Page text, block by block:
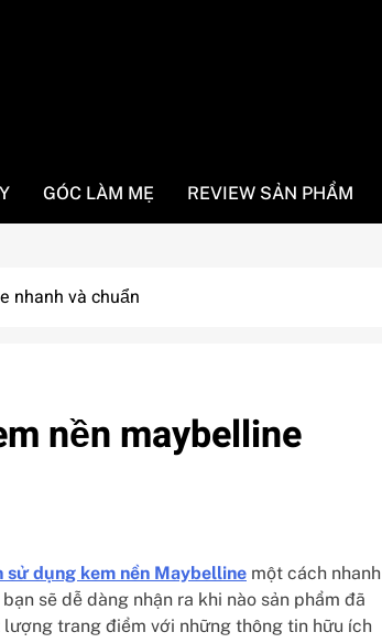
GÓC LÀM MẸ REVIEW SẢN PHẨM
nhanh và chuẩn
nền maybelline
sử dụng kem nền Maybelline một cách nhanh
sẽ dễ dàng nhận ra khi nào sản phẩm đã
trang điểm với những thông tin hữu ích